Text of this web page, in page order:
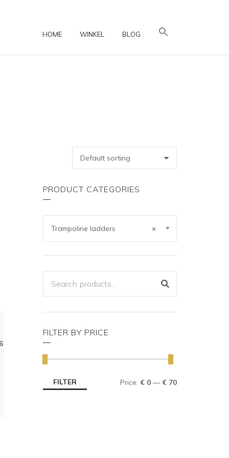
HOME WINKEL BLOG
PRODUCT CATEGORIES
×
Trampoline ladders
FOR:
FILTER BY PRICE
MIN
MAXFILTER Price: € 0 — € 70